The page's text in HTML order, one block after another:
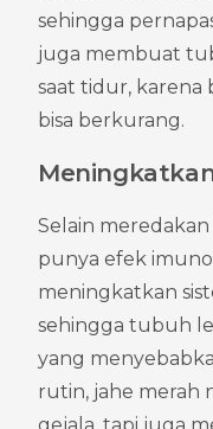
sehingga
juga membuat
saat tidur,
bisa berkurang.
Selain
punya efek
meningkatkan
sehingga tubuh
yang
rutin, jahe merah